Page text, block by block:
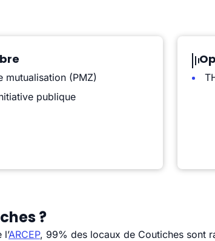
mutualisation (PMZ)
publique
?
ARCEP, 99% des locaux de Coutiches sont